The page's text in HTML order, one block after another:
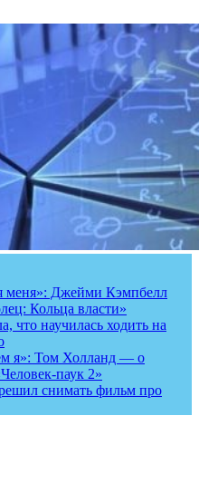
меня»: Джейми Кэмпбелл
Кольца власти»
что научилась ходить на
я»: Том Холланд — о
паук 2»
снимать фильм про